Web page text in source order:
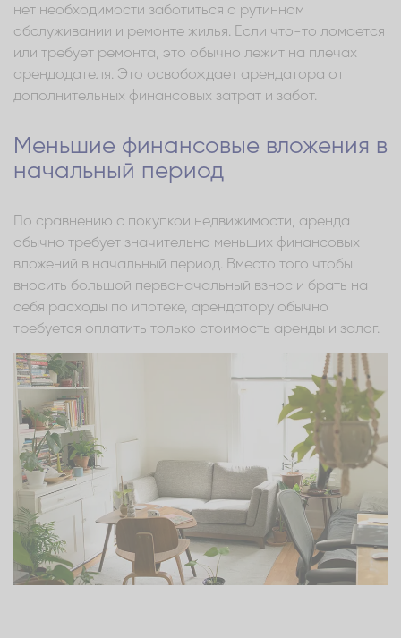
нет необходимости заботиться о рутинном
обслуживании и ремонте жилья. Если что-то ломается
или требует ремонта, это обычно лежит на плечах
арендодателя. Это освобождает арендатора от
дополнительных финансовых затрат и забот.
Меньшие финансовые вложения в
начальный период
По сравнению с покупкой недвижимости, аренда
обычно требует значительно меньших финансовых
вложений в начальный период. Вместо того чтобы
вносить большой первоначальный взнос и брать на
себя расходы по ипотеке, арендатору обычно
требуется оплатить только стоимость аренды и залог.